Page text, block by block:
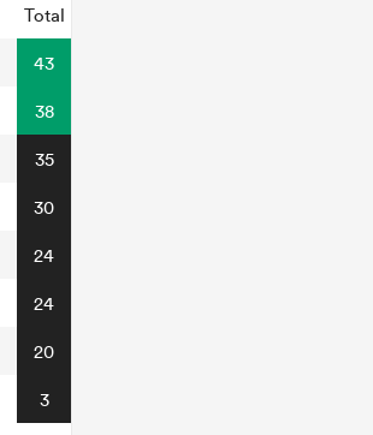
Total
43
38
35
30
24
24
20
3